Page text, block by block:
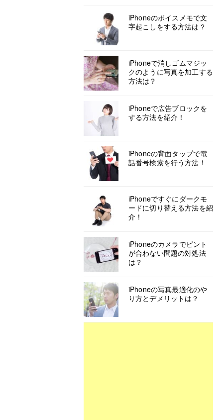
iPhoneのボイスメモで文
字起こしをする方法は？
iPhoneで消しゴムマジッ
クのように写真を加工する
方法は？
iPhoneで広告ブロックを
する方法を紹介！
iPhoneの背面タップで電
話番号検索を行う方法！
iPhoneですぐにダークモ
ードに切り替える方法を紹
介！
iPhoneのカメラでピント
が合わない問題の対処法
は？
iPhoneの写真最適化のや
り方とデメリットは？